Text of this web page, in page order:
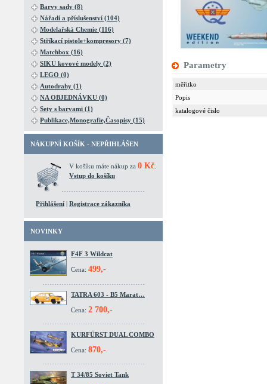
Barvy sady (8)
Nářadí a příslušenství (104)
Modelařská Chemie (116)
Stříkací pistole+kompresory (7)
Matchbox (16)
SIKU kovové modely (2)
LEGO (0)
Autodrahy (1)
NA OBJEDNÁVKU (0)
Sety s barvami (1)
Publikace,Monografie,Časopisy (15)
NÁKUPNÍ KOŠÍK - NEPŘIHLÁŠEN
V košíku máte nákup za 0 Kč
Vstup do košíku
Přihlášení | Registrace zákazníka
NOVINKY
F4F 3 Wildcat
Cena: 499,-
TATRA 603 - B5 Marat…
Cena: 2 700,-
KURFÜRST DUAL COMBO
Cena: 870,-
T 34/85 Soviet Tank
Parametry
měřitko
Popis
katalogové čislo